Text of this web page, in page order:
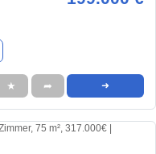
★ ➦ ➜